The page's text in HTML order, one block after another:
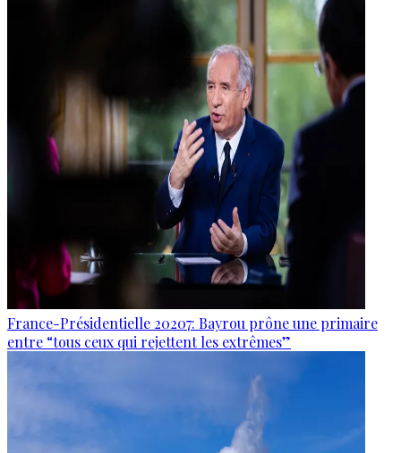
France-Présidentielle 20207: Bayrou prône une primaire
entre “tous ceux qui rejettent les extrêmes”